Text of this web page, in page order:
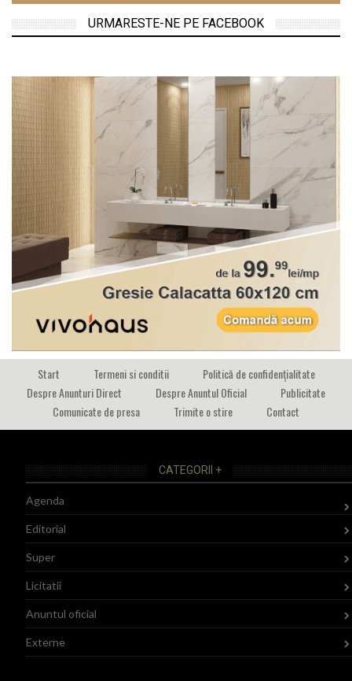
URMARESTE-NE PE FACEBOOK
Start Termeni si conditii
Politică de confidențialitate
Despre Anunturi Direct
Despre Anuntul Oficial
Publicitate
Comunicate de presa
Trimite o stire Contact
CATEGORII +
Agenda
Editorial
Super
Licitatii
Anuntul oficial
Externe